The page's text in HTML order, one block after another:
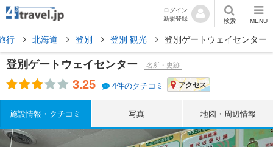
ログイン
新規登録
検索 MENU
行 北海道 登別 登別 観光 登別ゲートウェイセンター
登別ゲートウェイセンター 名所・史跡
3.25 4件のクチコミ アクセス
施設情報・クチコミ 写真 地図・周辺情報